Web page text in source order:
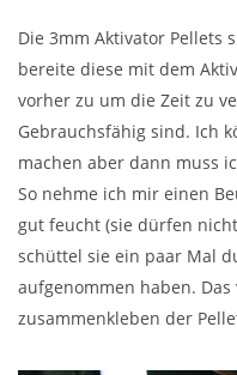
Die 3mm Aktivator Pellets
bereite diese mit dem
vorher zu um die Zeit zu
Gebrauchsfähig sind. Ich
machen aber dann muss
So nehme ich mir einen
gut feucht (sie dürfen
schüttel sie ein paar Mal
aufgenommen haben.
zusammenkleben der